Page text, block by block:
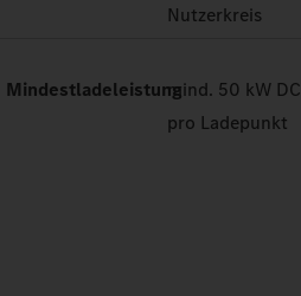
Nutzerkreis
Mindestladeleistungmind. 50 kW DC
pro Ladepunkt